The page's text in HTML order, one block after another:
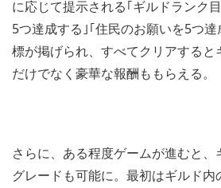
に応じて提示される｢ギルドランク
5つ達成する｣｢住民のお願いを5つ
標が掲げられ、すべてクリアすると
だけでなく豪華な報酬ももらえる。
さらに、ある程度ゲームが進むと
グレードも可能に。最初はギルド内